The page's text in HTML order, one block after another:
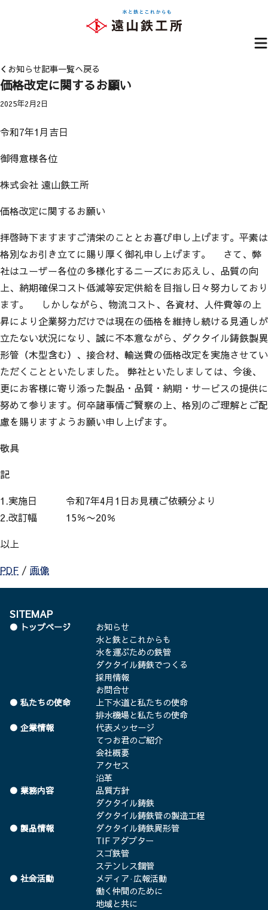
お知らせ記事一覧へ戻る
価格改定に関するお願い
2025年2月2日
令和7年1月吉日
御得意様各位
株式会社 遠山鉄工所
価格改定に関するお願い
拝啓時下ますますご清栄のこととお喜び申し上げます。平素は
格別なお引き立てに賜り厚く御礼申し上げます。 さて、弊
社はユーザー各位の多様化するニーズにお応えし、品質の向
上、納期確保コスト低減等安定供給を目指し日々努力しており
ます。 しかしながら、物流コスト、各資材、人件費等の上
昇により企業努力だけでは現在の価格を維持し続ける見通しが
立たない状況になり、誠に不本意ながら、ダクタイル鋳鉄製異
形管（木型含む）、接合材、輸送費の価格改定を実施させてい
ただくことといたしました。 弊社といたしましては、今後、
更にお客様に寄り添った製品・品質・納期・サービスの提供に
努めて参ります。何卒諸事情ご賢察の上、格別のご理解とご配
慮を賜りますようお願い申し上げます。
敬具
記
1.実施日 令和7年4月1日お見積ご依頼分より
2.改訂幅 15％〜20％
以上
PDF / 画像
SITEMAP
トップページ
お知らせ
水と鉄とこれからも
水を運ぶための鉄管
ダクタイル鋳鉄でつくる
採用情報
お問合せ
私たちの使命
上下水道と私たちの使命
排水機場と私たちの使命
企業情報
代表メッセージ
てつお君のご紹介
会社概要
アクセス
沿革
業務内容
品質方針
ダクタイル鋳鉄
ダクタイル鋳鉄管の製造工程
製品情報
ダクタイル鋳鉄異形管
TIF アダプター
スゴ鉄管
ステンレス鋼管
社会活動
メディア·広報活動
働く仲間のために
地域と共に